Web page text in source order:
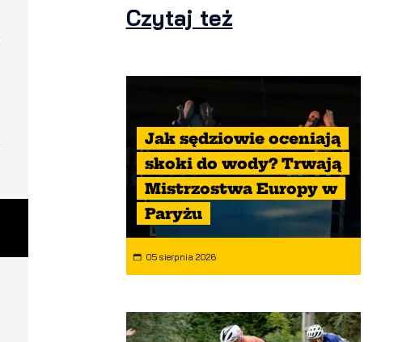
Czytaj też
Jak sędziowie oceniają
skoki do wody? Trwają
Mistrzostwa Europy w
Paryżu
05 sierpnia 2026